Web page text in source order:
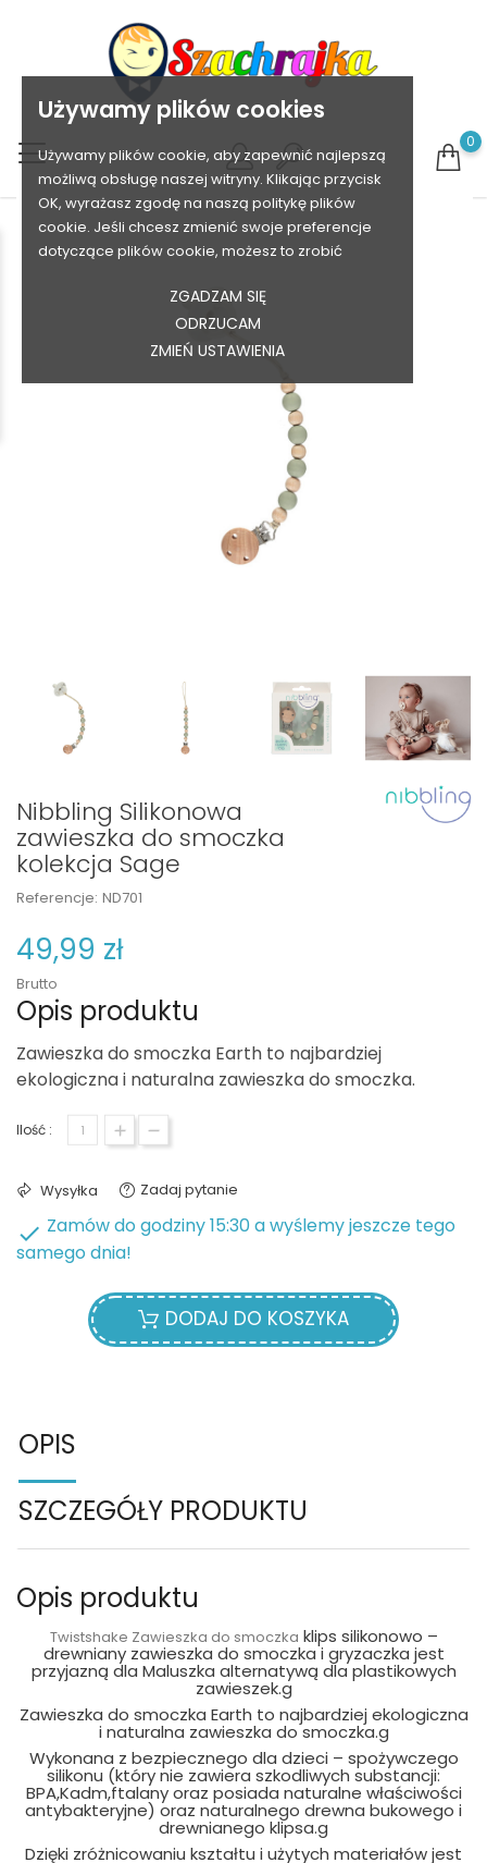
Używamy plików cookies
Używamy plików cookie, aby zapewnić najlepszą
możliwą obsługę naszej witryny. Klikając przycisk
OK, wyrażasz zgodę na naszą politykę plików
cookie. Jeśli chcesz zmienić swoje preferencje
dotyczące plików cookie, możesz to zrobić
ZGADZAM SIĘ
ODRZUCAM
ZMIEŃ USTAWIENIA
0
Nibbling Silikonowa
zawieszka do smoczka
kolekcja Sage
Referencje: ND701
49,99 zł
Brutto
Opis produktu
Zawieszka do smoczka Earth to najbardziej
ekologiczna i naturalna zawieszka do smoczka.
Ilość :
Wysyłka Zadaj pytanie
 Zamów do godziny 15:30 a wyślemy jeszcze tego
samego dnia!
DODAJ DO KOSZYKA
OPIS
SZCZEGÓŁY PRODUKTU
Opis produktu
Twistshake Zawieszka do smoczka klips silikonowo –
drewniany zawieszka do smoczka i gryzaczka jest
przyjazną dla Maluszka alternatywą dla plastikowych
zawieszek.g
Zawieszka do smoczka Earth to najbardziej ekologiczna
i naturalna zawieszka do smoczka.g
Wykonana z bezpiecznego dla dzieci – spożywczego
silikonu (który nie zawiera szkodliwych substancji:
BPA,Kadm,ftalany oraz posiada naturalne właściwości
antybakteryjne) oraz naturalnego drewna bukowego i
drewnianego klipsa.g
Dzięki zróżnicowaniu kształtu i użytych materiałów jest